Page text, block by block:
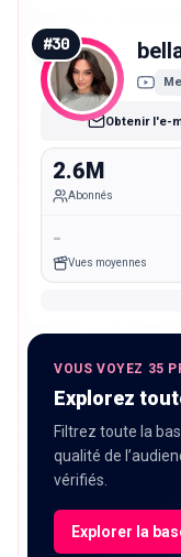
#30
Obtenir l'e-
2.6M
Abonnés
-
Vues moyennes
VOUS VOYEZ 35
Explorez
Filtrez toute la
qualité de
vérifiés.
Explorer la